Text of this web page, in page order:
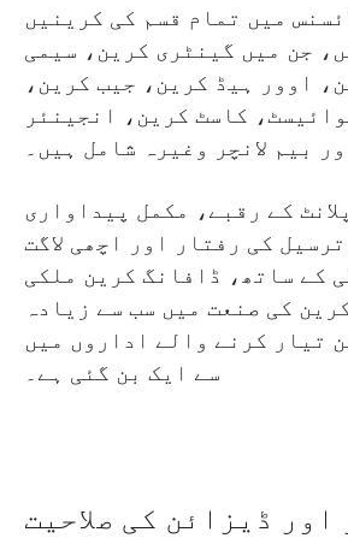
میں تمام قسم کی کرینیں
جن میں گینٹری کرین، سیمی
اوور ہیڈ کرین، جیب کرین،
کاسٹ کرین، انجینئر
بیم لانچر وغیرہ شامل ہیں۔
کے رقبے، مکمل پیداواری
کی رفتار اور اچھی لاگت
کے ساتھ، ڈافانگ کرین ملکی
کی صنعت میں سب سے زیادہ
تیار کرنے والے اداروں میں
سے ایک بن گئی ہے۔
اور ڈیزائن کی صلاحیت